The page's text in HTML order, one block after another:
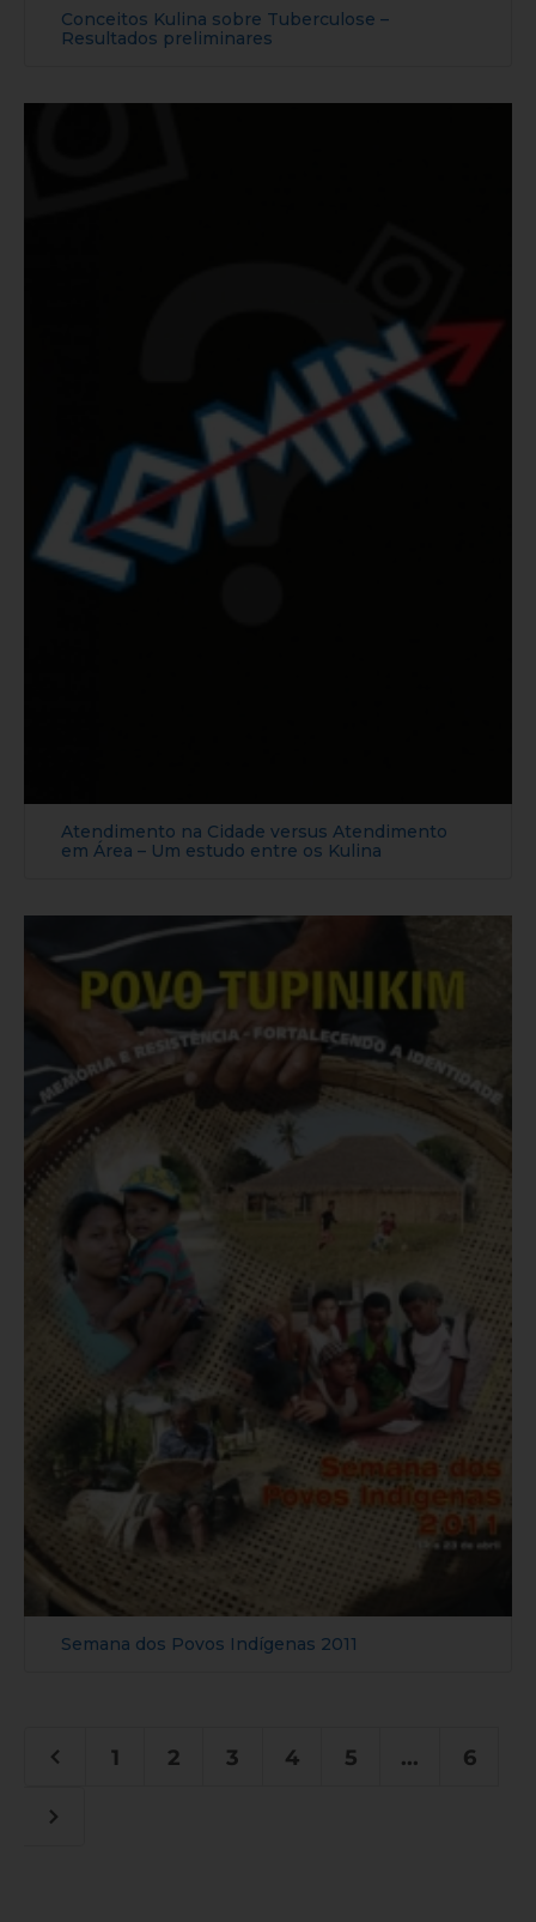
Conceitos Kulina sobre Tuberculose –
Resultados preliminares
Atendimento na Cidade versus Atendimento
em Área – Um estudo entre os Kulina
Semana dos Povos Indígenas 2011
1 2 3 4 5 ... 6